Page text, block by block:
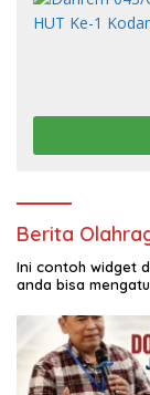
Berita
Ini contoh widget
anda bisa